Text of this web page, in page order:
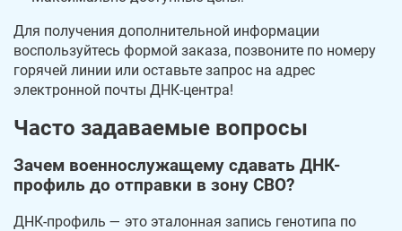
Для получения дополнительной информации
воспользуйтесь формой заказа, позвоните по номеру
горячей линии или оставьте запрос на адрес
электронной почты ДНК-центра!
Часто задаваемые вопросы
Зачем военнослужащему сдавать ДНК-
профиль до отправки в зону СВО?
ДНК-профиль — это эталонная запись генотипа по